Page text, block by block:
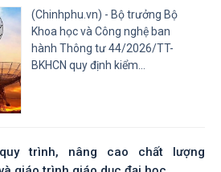
doanh nghiệp nhà nước, doanh
có vốn nhà nước
Tài liệu đính kèm
thực hiện các nhiệm vụ trọng tâm
Tài liệu đính kèm
(Chinhphu.vn) - Bộ trưởng Bộ
Khoa học và Công nghệ ban
hành Thông tư 44/2026/TT-
BKHCN quy định kiểm...
trình, nâng cao chất lượng